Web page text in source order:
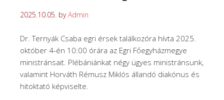
2025.10.05. byAdmin
Dr. Ternyák Csaba egri érsek találkozóra hívta 2025.
október 4-én 10:00 órára az Egri Főegyházmegye
ministránsait. Plébániánkat négy ügyes ministránsunk,
valamint Horváth Rémusz Miklós állandó diakónus és
hitoktató képviselte.